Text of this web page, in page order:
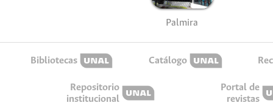
Palmira
Bibliotecas Catálogo
Repositorio
institucional
Portal de
revistas